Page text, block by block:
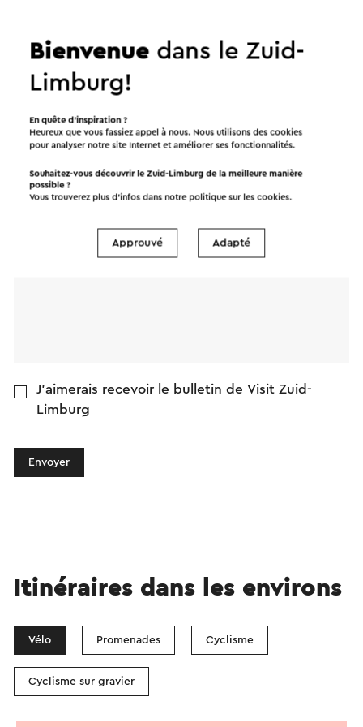
Limburg traite vos données personnelles.
J'aimerais recevoir le bulletin de Visit Zuid-
Limburg
Envoyer
Itinéraires dans les environs
Vélo Promenades Cyclisme
Cyclisme sur gravier
Bienvenuedans le Zuid-
Limburg!
En quête d’inspiration ?
Heureux que vous fassiez appel à nous. Nous utilisons des cookies
pour analyser notre site Internet et améliorer ses fonctionnalités.
Souhaitez-vous découvrir le Zuid-Limburg de la meilleure manière
possible ?
Vous trouverez plus d’infos dans notre politique sur lescookies.
Approuvé Adapté